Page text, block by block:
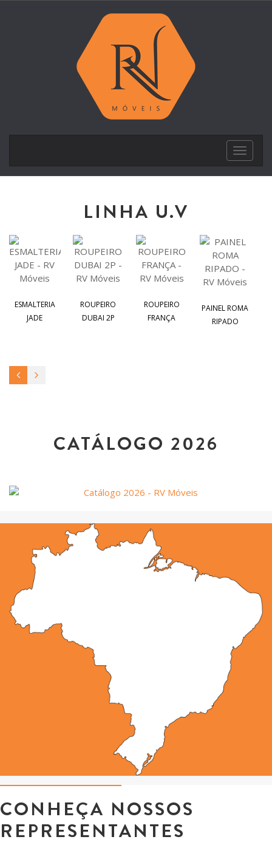
Toggle
LINHA U.V
ESMALTERIA
JADE
ROUPEIRO
DUBAI 2P
ROUPEIRO
FRANÇA
PAINEL ROMA
RIPADO
CATÁLOGO 2026
CONHEÇA NOSSOS
REPRESENTANTES